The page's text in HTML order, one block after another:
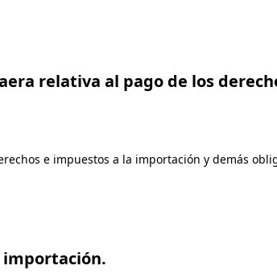
relativa al pago de los
e impuestos a la importación y demás
importación.